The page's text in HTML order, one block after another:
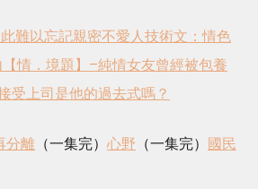
難以忘記親密不愛人 技術文：情色
【情．境題】–純情女友曾經被包養
受上司是他的過去式嗎？
分離 （一集完） 心野 （一集完） 國民